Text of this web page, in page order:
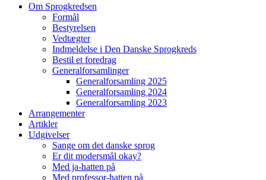
Om Sprogkredsen
Formål
Bestyrelsen
Vedtægter
Indmeldelse i Den Danske Sprogkreds
Bestil et foredrag
Generalforsamlinger
Generalforsamling 2025
Generalforsamling 2024
Generalforsamling 2023
Arrangementer
Artikler
Udgivelser
Sange om det danske sprog
Er dit modersmål okay?
Med ja-hatten på
Med professor-hatten på